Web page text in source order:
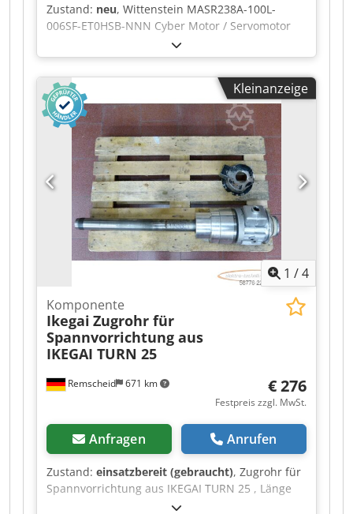
Zustand: neu, Wittenstein MASR238A-100L-
006SF-ET0HSB-NNN Cyber Motor / Servomotor
Außenläufer 240-100 SN: 2426819 -
,ungebraucht, guter Erhaltungszustand, 100%
funktionsfähig, Lieferumfang gem. Fotos,
ACHTUNG: Kosten für Verpackung und Versand
bitte separat anfragen! ATTENTION: Please
enquire for charges for packing and transport
separately! Dodpfx Ajzr Ddbefrekr
Kleinanzeige
1 /4
Remscheid 671 km
Komponente
Ikegai Zugrohr für
Spannvorrichtung aus
IKEGAI TURN 25
€ 276
Festpreis zzgl. MwSt.
Anfragen Anrufen
Zustand: einsatzbereit (gebraucht), Zugrohr für
Spannvorrichtung aus IKEGAI TURN 25 , Länge
Rohr: 730 mm, Ø 75 mm, hydraulisch betätigt,